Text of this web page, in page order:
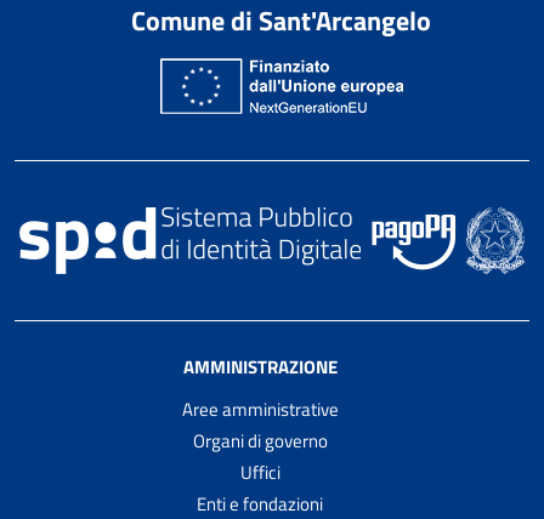
Comune di Sant'Arcangelo
AMMINISTRAZIONE
Aree amministrative
Organi di governo
Uffici
Enti e fondazioni